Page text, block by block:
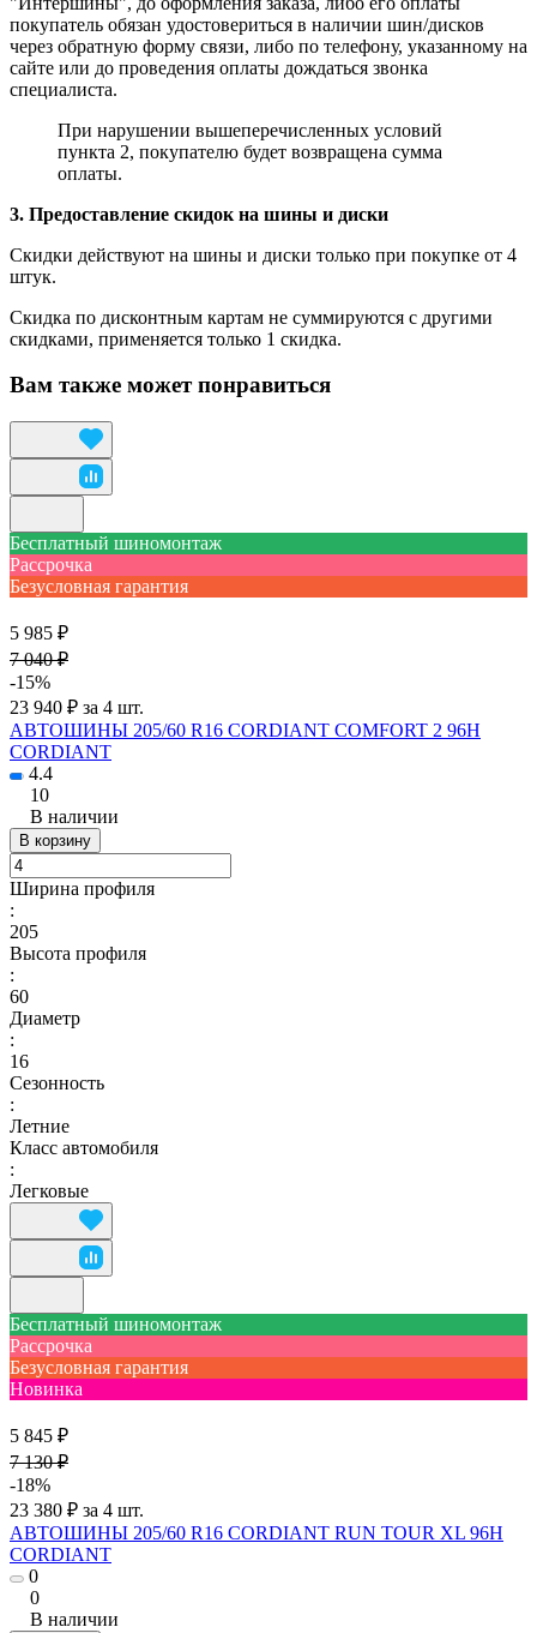
покупатель обязан удостовериться в наличии шин/дисков
через обратную форму связи, либо по телефону, указанному на
сайте или до проведения оплаты дождаться звонка
специалиста.
При нарушении вышеперечисленных условий
пункта 2, покупателю будет возвращена сумма
оплаты.
3. Предоставление скидок на шины и диски
Скидки действуют на шины и диски только при покупке от 4
штук.
Скидка по дисконтным картам не суммируются с другими
скидками, применяется только 1 скидка.
Вам также может понравиться
Бесплатный шиномонтаж
Рассрочка
Безусловная гарантия
5 985 ₽
7 040 ₽
-15%
23 940 ₽ за 4 шт.
АВТОШИНЫ 205/60 R16 CORDIANT COMFORT 2 96H
CORDIANT
4.4
10
В наличии
В корзину
Ширина профиля
:
205
Высота профиля
:
60
Диаметр
:
16
Сезонность
:
Летние
Класс автомобиля
:
Легковые
Бесплатный шиномонтаж
Рассрочка
Безусловная гарантия
Новинка
5 845 ₽
7 130 ₽
-18%
23 380 ₽ за 4 шт.
АВТОШИНЫ 205/60 R16 CORDIANT RUN TOUR XL 96H
CORDIANT
0
0
В наличии